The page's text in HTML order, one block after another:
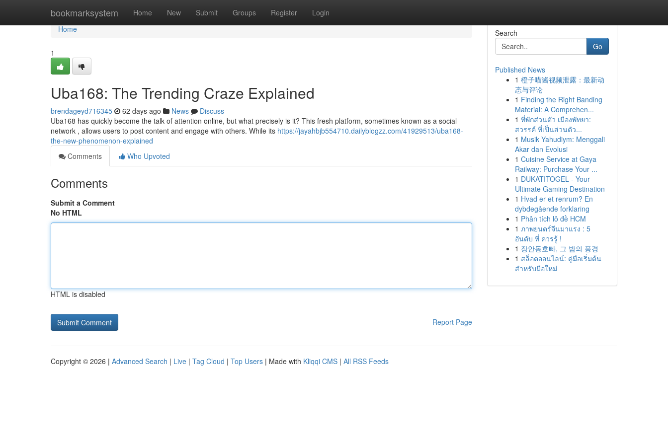
bookmarksystem Home New Submit Groups Register Login
Home
Home
1
Uba168: The Trending Craze Explained
brendageyd716345 62 days ago News
Discuss
Uba168 has quickly become the talk of attention online, but what precisely is it? This fresh platform, sometimes known as a social
network , allows users to post content and engage with others. While its https://jayahbjb554710.dailyblogzz.com/41929513/uba168-
the-new-phenomenon-explained
Comments
Who Upvoted
Comments
Submit a Comment
No HTML
HTML is disabled
Report Page
Search
Go
Published News
1 橙子喵酱视频泄露：最新动
态与评论
1 Finding the Right Banding
Material: A Comprehen...
1 ที่พักส่วนตัว เมืองพัทยา:
สวรรค์ ที่เป็นส่วนตัว...
1 Musik Yahudiym: Menggali
Akar dan Evolusi
1 Cuisine Service at Gaya
Railway: Purchase Your ...
1 DUKATITOGEL - Your
Ultimate Gaming Destination
1 Hvad er et renrum? En
dybdegående forklaring
1 Phân tích lô đề HCM
1 ภาพยนตร์จีนมาแรง : 5
อันดับ ที่ ควรรู้ !
1 장안동호빠, 그 밤의 풍경
1 สล็อตออนไลน์: คู่มือเริ่มต้น
สำหรับมือใหม่
Copyright © 2026 | Advanced Search | Live | Tag Cloud | Top Users | Made with Kliqqi CMS | All RSS Feeds